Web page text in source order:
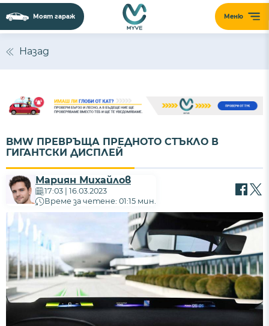
Меню
Моят гараж
Назад
BMW ПРЕВРЪЩА ПРЕДНОТО СТЪКЛО В
ГИГАНТСКИ ДИСПЛЕЙ
Мариян Михайлов
17:03 | 16.03.2023
Време за четене: 01:15 мин.